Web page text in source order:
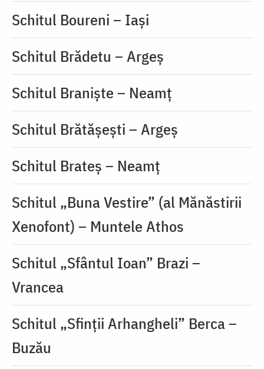
Schitul Boureni – Iași
Schitul Brădetu – Argeș
Schitul Branişte – Neamț
Schitul Brătășești – Argeș
Schitul Brateș – Neamț
Schitul „Buna Vestire” (al Mănăstirii
Xenofont) – Muntele Athos
Schitul „Sfântul Ioan” Brazi –
Vrancea
Schitul „Sfinții Arhangheli” Berca –
Buzău